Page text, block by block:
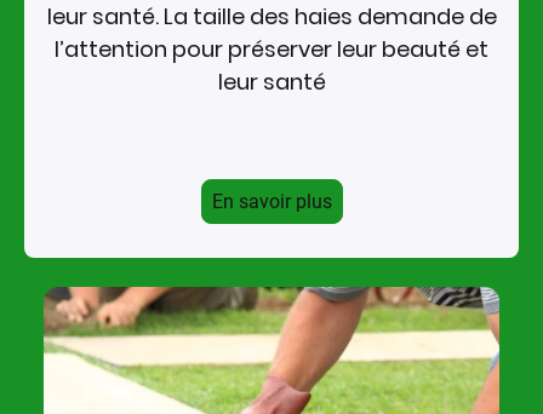
leur santé. La taille des haies demande de
l’attention pour préserver leur beauté et
leur santé
En savoir plus